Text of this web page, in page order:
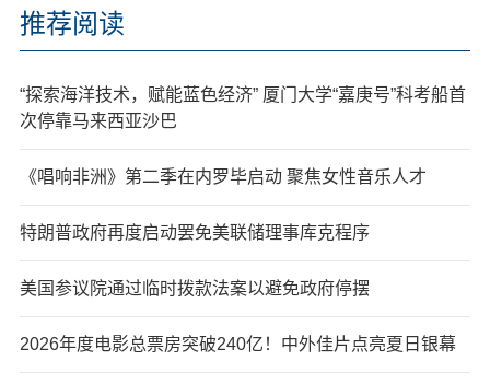
推荐阅读
“探索海洋技术，赋能蓝色经济” 厦门大学“嘉庚号”科考船首
次停靠马来西亚沙巴
《唱响非洲》第二季在内罗毕启动 聚焦女性音乐人才
特朗普政府再度启动罢免美联储理事库克程序
美国参议院通过临时拨款法案以避免政府停摆
2026年度电影总票房突破240亿！中外佳片点亮夏日银幕